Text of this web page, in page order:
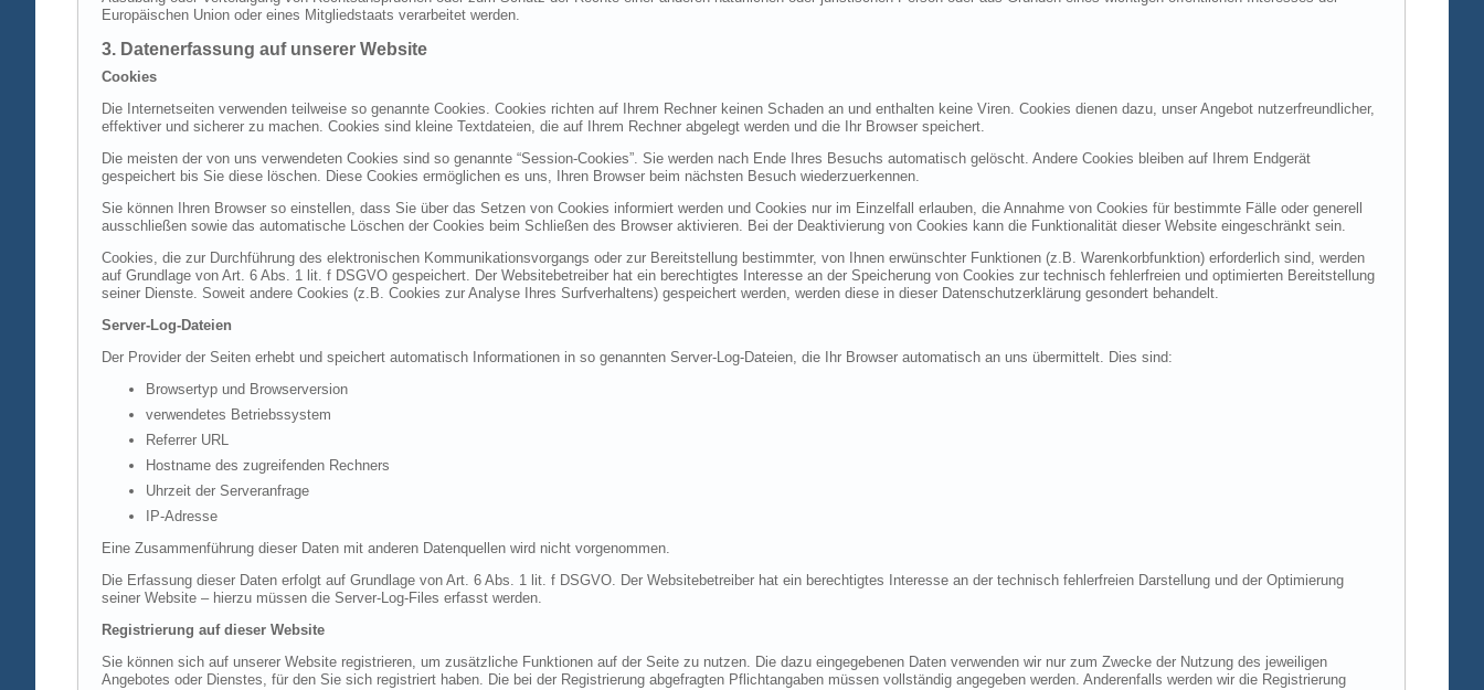
Europäischen Union oder eines Mitgliedstaats verarbeitet werden.
3. Datenerfassung auf unserer Website
Cookies
Die Internetseiten verwenden teilweise so genannte Cookies. Cookies richten auf Ihrem Rechner keinen Schaden an und enthalten keine Viren. Cookies dienen dazu, unser Angebot nutzerfreundlicher,
effektiver und sicherer zu machen. Cookies sind kleine Textdateien, die auf Ihrem Rechner abgelegt werden und die Ihr Browser speichert.
Die meisten der von uns verwendeten Cookies sind so genannte “Session-Cookies”. Sie werden nach Ende Ihres Besuchs automatisch gelöscht. Andere Cookies bleiben auf Ihrem Endgerät
gespeichert bis Sie diese löschen. Diese Cookies ermöglichen es uns, Ihren Browser beim nächsten Besuch wiederzuerkennen.
Sie können Ihren Browser so einstellen, dass Sie über das Setzen von Cookies informiert werden und Cookies nur im Einzelfall erlauben, die Annahme von Cookies für bestimmte Fälle oder generell
ausschließen sowie das automatische Löschen der Cookies beim Schließen des Browser aktivieren. Bei der Deaktivierung von Cookies kann die Funktionalität dieser Website eingeschränkt sein.
Cookies, die zur Durchführung des elektronischen Kommunikationsvorgangs oder zur Bereitstellung bestimmter, von Ihnen erwünschter Funktionen (z.B. Warenkorbfunktion) erforderlich sind, werden
auf Grundlage von Art. 6 Abs. 1 lit. f DSGVO gespeichert. Der Websitebetreiber hat ein berechtigtes Interesse an der Speicherung von Cookies zur technisch fehlerfreien und optimierten Bereitstellung
seiner Dienste. Soweit andere Cookies (z.B. Cookies zur Analyse Ihres Surfverhaltens) gespeichert werden, werden diese in dieser Datenschutzerklärung gesondert behandelt.
Server-Log-Dateien
Der Provider der Seiten erhebt und speichert automatisch Informationen in so genannten Server-Log-Dateien, die Ihr Browser automatisch an uns übermittelt. Dies sind:
Browsertyp und Browserversion
verwendetes Betriebssystem
Referrer URL
Hostname des zugreifenden Rechners
Uhrzeit der Serveranfrage
IP-Adresse
Eine Zusammenführung dieser Daten mit anderen Datenquellen wird nicht vorgenommen.
Die Erfassung dieser Daten erfolgt auf Grundlage von Art. 6 Abs. 1 lit. f DSGVO. Der Websitebetreiber hat ein berechtigtes Interesse an der technisch fehlerfreien Darstellung und der Optimierung
seiner Website – hierzu müssen die Server-Log-Files erfasst werden.
Registrierung auf dieser Website
Sie können sich auf unserer Website registrieren, um zusätzliche Funktionen auf der Seite zu nutzen. Die dazu eingegebenen Daten verwenden wir nur zum Zwecke der Nutzung des jeweiligen
Angebotes oder Dienstes, für den Sie sich registriert haben. Die bei der Registrierung abgefragten Pflichtangaben müssen vollständig angegeben werden. Anderenfalls werden wir die Registrierung